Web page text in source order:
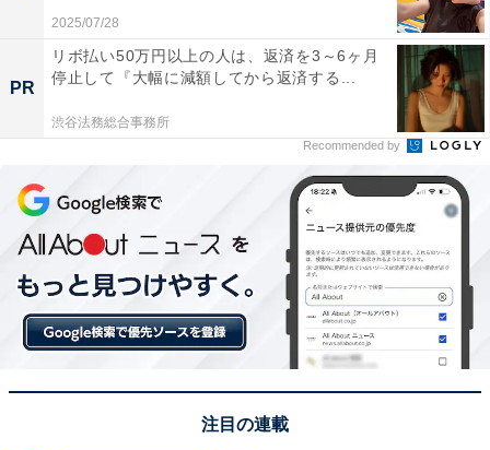
2025/07/28
PR
リボ払い50万円以上の人は、返済を3～6ヶ月
停止して『大幅に減額してから返済する...
渋谷法務総合事務所
Recommended by
注目の連載